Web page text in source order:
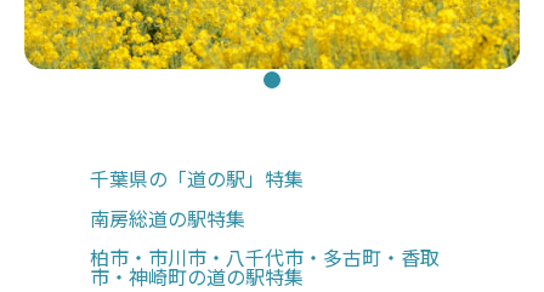
千葉県の「道の駅」特集
南房総道の駅特集
柏市・市川市・八千代市・多古町・香取
市・神崎町の道の駅特集